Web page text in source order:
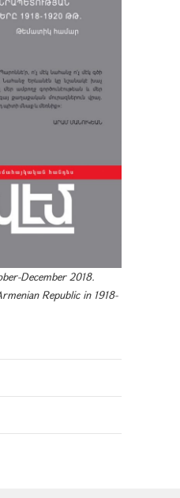
December 2018.
Republic in 1918-